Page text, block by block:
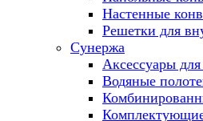
Настенные
Решетки для
Сунержа
Аксессуары
Водяные